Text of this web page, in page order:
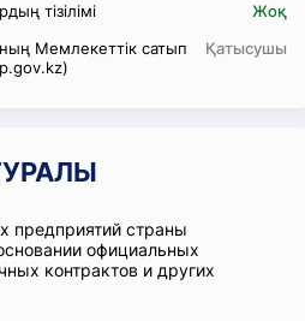
тізілімі
Жоқ
Мемлекеттік сатып
Қатысушы
предприятий страны
официальных
контрактов и других